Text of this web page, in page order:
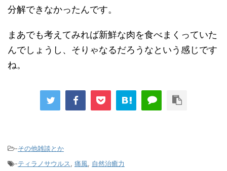
分解できなかったんです。
まあでも考えてみれば新鮮な肉を食べまくっていた
んでしょうし、そりゃなるだろうなという感じです
ね。
-その他雑談とか
-ティラノサウルス, 痛風, 自然治癒力